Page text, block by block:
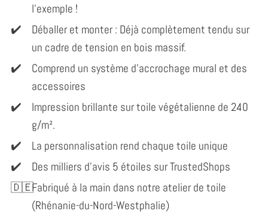
l'exemple !
Déballer et monter : Déjà complètement tendu sur
un cadre de tension en bois massif.
Comprend un système d'accrochage mural et des
accessoires
Impression brillante sur toile végétalienne de 240
g/m².
La personnalisation rend chaque toile unique
Des milliers d'avis 5 étoiles sur TrustedShops
Fabriqué à la main dans notre atelier de toile
(Rhénanie-du-Nord-Westphalie)